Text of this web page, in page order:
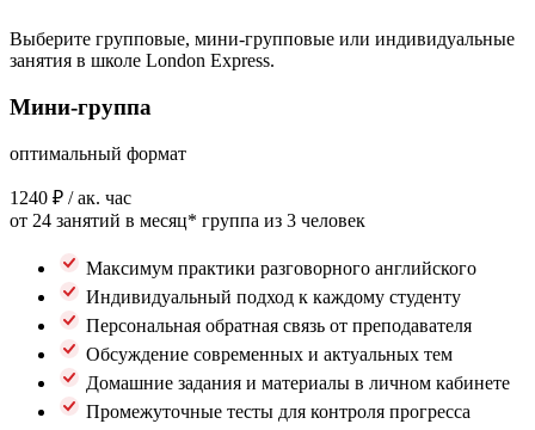
Выберите групповые, мини-групповые или индивидуальные
занятия в школе London Express.
Мини-группа
оптимальный формат
1240 ₽ / ак. час
от 24 занятий в месяц* группа из 3 человек
Максимум практики разговорного английского
Индивидуальный подход к каждому студенту
Персональная обратная связь от преподавателя
Обсуждение современных и актуальных тем
Домашние задания и материалы в личном кабинете
Промежуточные тесты для контроля прогресса